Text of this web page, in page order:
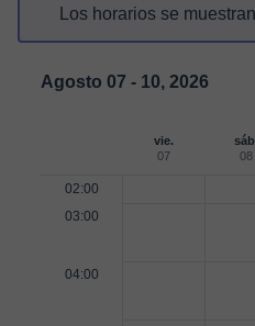
Los horarios se
Agosto 07 - 10, 2026
vie.
07
08
02:00
03:00
04:00